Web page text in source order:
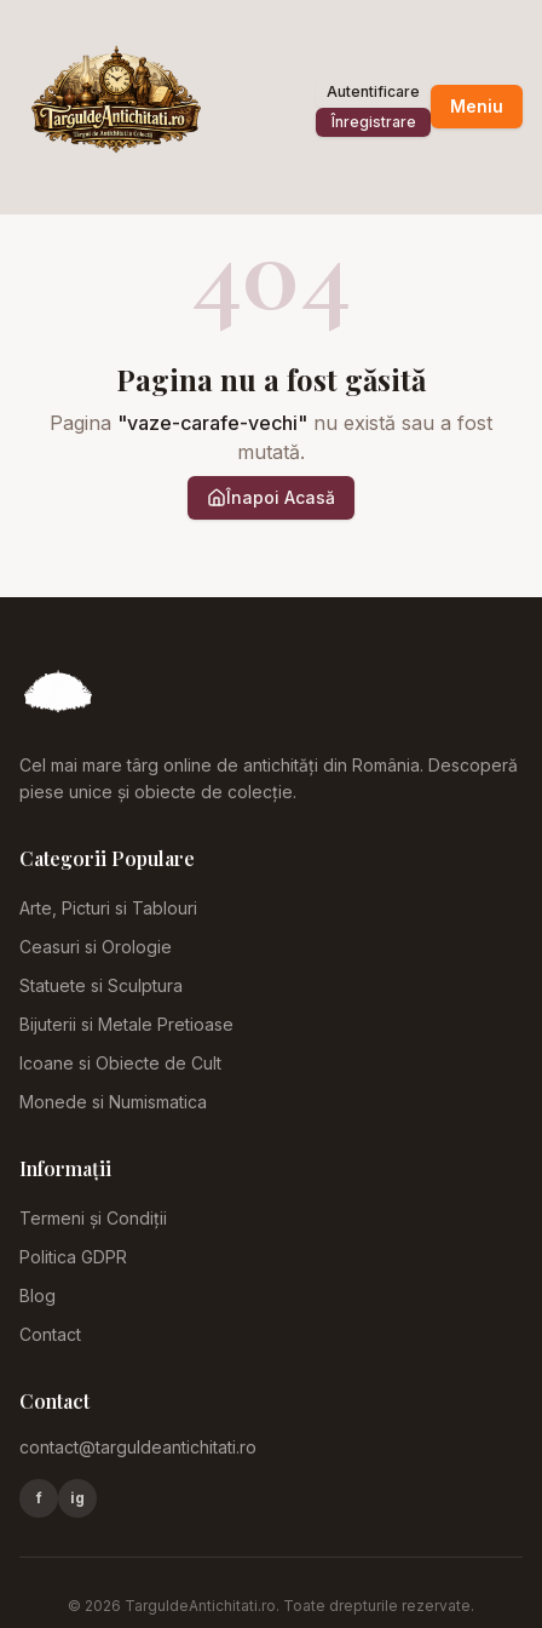
Autentificare
Înregistrare
Meniu
404
Pagina nu a fost găsită
Pagina "vaze-carafe-vechi" nu există sau a fost
mutată.
Înapoi Acasă
Cel mai mare târg online de antichități din România. Descoperă
piese unice și obiecte de colecție.
Categorii Populare
Arte, Picturi si Tablouri
Ceasuri si Orologie
Statuete si Sculptura
Bijuterii si Metale Pretioase
Icoane si Obiecte de Cult
Monede si Numismatica
Informații
Termeni și Condiții
Politica GDPR
Blog
Contact
Contact
contact@targuldeantichitati.ro
f ig
© 2026 TarguldeAntichitati.ro. Toate drepturile rezervate.